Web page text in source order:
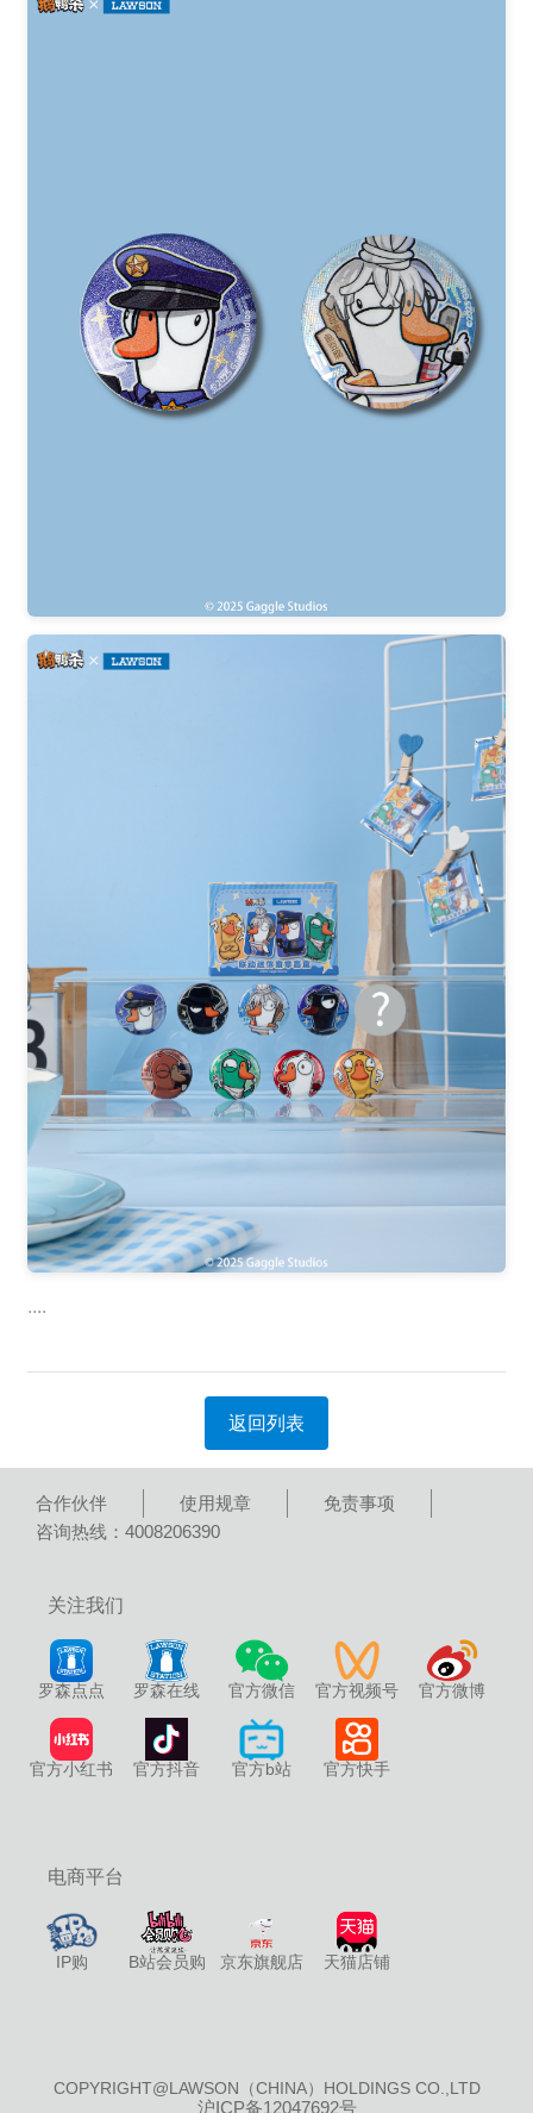
....
返回列表
合作伙伴 使用规章
免责事项
咨询热线：4008206390
关注我们
罗森点点 罗森在线 官方微信 官方视频号 官方微博
官方小红书 官方抖音 官方b站 官方快手
电商平台
IP购 B站会员购 京东旗舰店 天猫店铺
COPYRIGHT@LAWSON（CHINA）HOLDINGS CO.,LTD
沪ICP备12047692号